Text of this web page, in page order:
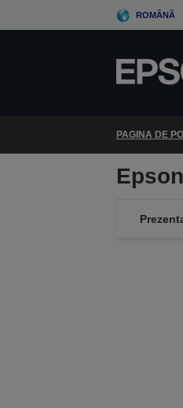
to
ROMÂNĂ
PAGINA DE